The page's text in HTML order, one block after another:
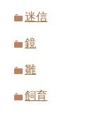
迷信
鏡
雛
飼育